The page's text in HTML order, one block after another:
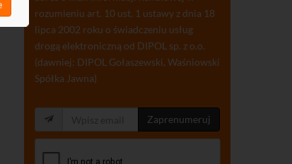
rozumieniu art. 10 ust. 1 ustawy z dnia 18
lipca 2002 roku o świadczeniu usług
drogą elektroniczną od DIPOL sp. z o.o.
(dawniej: DIPOL Gołaszewski, Waśniowski
Spółka Jawna)
Zaprenumeruj